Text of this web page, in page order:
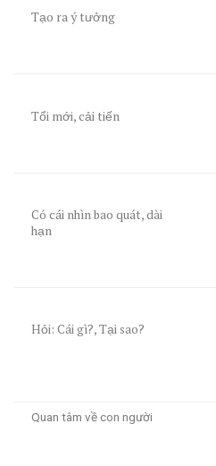
Tạo ra ý tưởng
Tổi mới, cải tiến
Có cái nhìn bao quát, dài
hạn
Hỏi: Cái gì?, Tại sao?
Quan tâm về con người